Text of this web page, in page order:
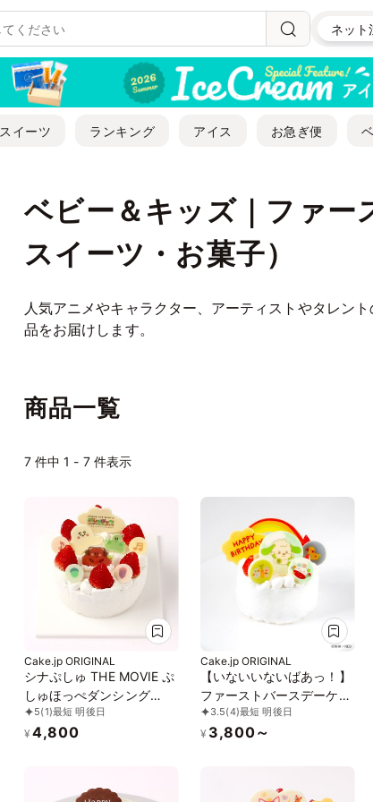
ネット
スイーツ ランキング アイス お急ぎ便
ベビー＆キッズ｜ファー
スイーツ・お菓子）
人気アニメやキャラクター、アーティストやタレン
品をお届けします。
商品一覧
7 件中 1 - 7 件表示
Cake.jp ORIGINAL
シナぷしゅ THE MOVIE ぷ
しゅほっぺダンシング
PARTYケーキ【※アレルギ
ー非対応：原材料の一部
5(1)最短 明後日
¥ 4,800
Cake.jp ORIGINAL
【いないいないばあっ！】
ファーストバースデーケー
キ≪3号≫
3.5(4)最短 明後日
¥ 3,800～